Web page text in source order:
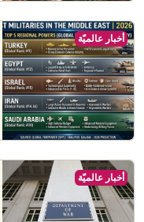
أخبار عالميّة
أخبار عالميّة